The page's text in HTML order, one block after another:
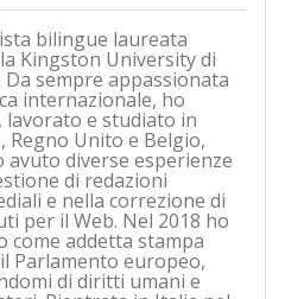
bilingue laureata
Kingston University di
Da sempre appassionata
internazionale, ho
lavorato e studiato in
Regno Unito e Belgio,
avuto diverse esperienze
di redazioni
e nella correzione di
per il Web. Nel 2018 ho
come addetta stampa
Parlamento europeo,
di diritti umani e